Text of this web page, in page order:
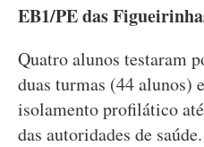
EB1/PE das
Quatro alunos testaram
duas turmas (44 alunos)
isolamento profilático
das autoridades de saúde.